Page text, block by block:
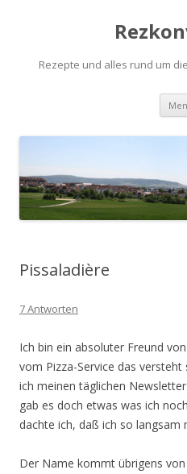
Rezepte und alles rund um
Pissaladière
7 Antworten
Ich bin ein absoluter Freund
vom Pizza-Service das
ich meinen täglichen
gab es doch etwas was ich
dachte ich, daß ich so langsam
Der Name kommt übrigens von